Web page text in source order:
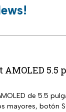
5.5
de 5.5
mayores, botón